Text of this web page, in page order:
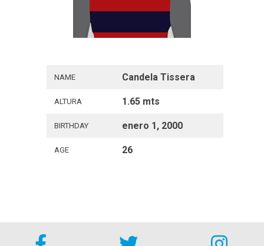
NAME Candela Tissera
ALTURA 1.65 mts
BIRTHDAY enero 1, 2000
AGE 26